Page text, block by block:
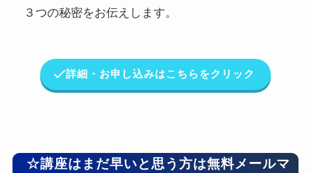
３つの秘密をお伝えします。
詳細・お申し込みはこちらをクリック
☆講座はまだ早いと思う方は無料メールマ